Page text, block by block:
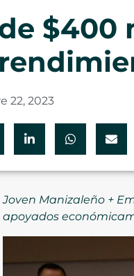
$400
22, 2023
Joven Manizaleño +
apoyados